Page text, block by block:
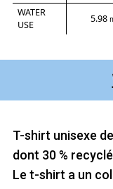
WATER
USE
5.98
T-shirt unisexe
dont 30 %
Le t-shirt a un